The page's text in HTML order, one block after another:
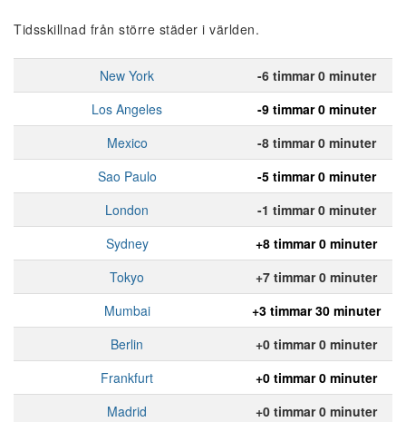
Tidsskillnad från större städer i världen.
New York
-6 timmar 0 minuter
Los Angeles
-9 timmar 0 minuter
Mexico
-8 timmar 0 minuter
Sao Paulo
-5 timmar 0 minuter
London
-1 timmar 0 minuter
Sydney
+8 timmar 0 minuter
Tokyo
+7 timmar 0 minuter
Mumbai
+3 timmar 30 minuter
Berlin
+0 timmar 0 minuter
Frankfurt
+0 timmar 0 minuter
Madrid
+0 timmar 0 minuter